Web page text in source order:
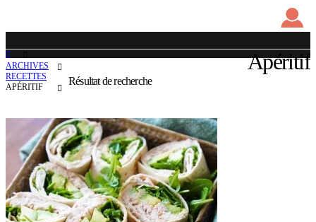
Apéritif
ARCHIVES
RECETTES
APÉRITIF
Résultat de recherche